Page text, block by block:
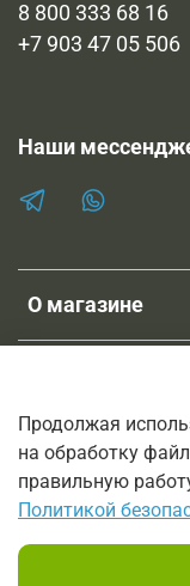
О магазине
8 800 333 68 16
+7 903 47 05 506
Наши
ТМ SHOPNEBOLEL
© 2011-2026
Интернет-магазин
Продолжая
на обработку
правильную
Политикой